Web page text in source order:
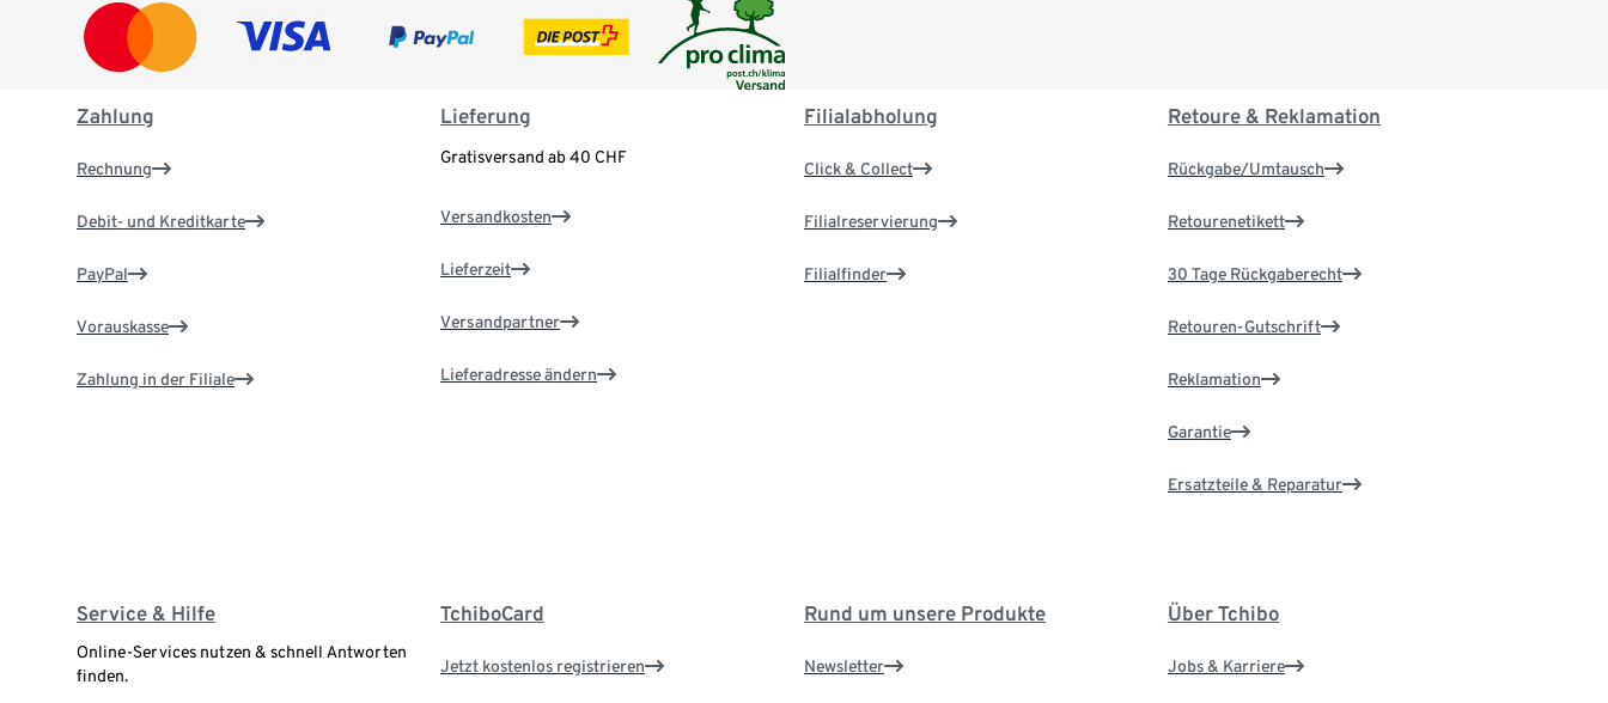
Zahlung
Rechnung
Debit- und Kreditkarte
PayPal
Vorauskasse
Zahlung in der Filiale
Lieferung
Gratisversand ab 40 CHF
Versandkosten
Lieferzeit
Versandpartner
Lieferadresse ändern
Filialabholung
Click & Collect
Filialreservierung
Filialfinder
Retoure & Reklamation
Rückgabe/Umtausch
Retourenetikett
30 Tage Rückgaberecht
Retouren-Gutschrift
Reklamation
Garantie
Ersatzteile & Reparatur
Service & Hilfe
Online-Services nutzen & schnell Antworten
finden.
TchiboCard
Jetzt kostenlos registrieren
Rund um unsere Produkte
Newsletter
Über Tchibo
Jobs & Karriere